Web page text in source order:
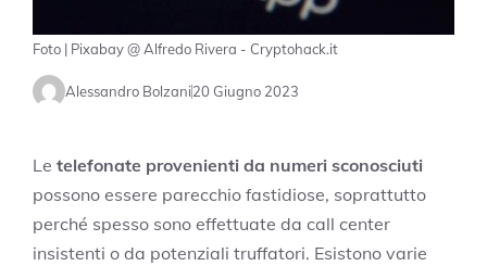
Foto | Pixabay @ Alfredo Rivera - Cryptohack.it
Alessandro Bolzani20 Giugno 2023
Le telefonate provenienti da numeri sconosciuti
possono essere parecchio fastidiose, soprattutto
perché spesso sono effettuate da call center
insistenti o da potenziali truffatori. Esistono varie